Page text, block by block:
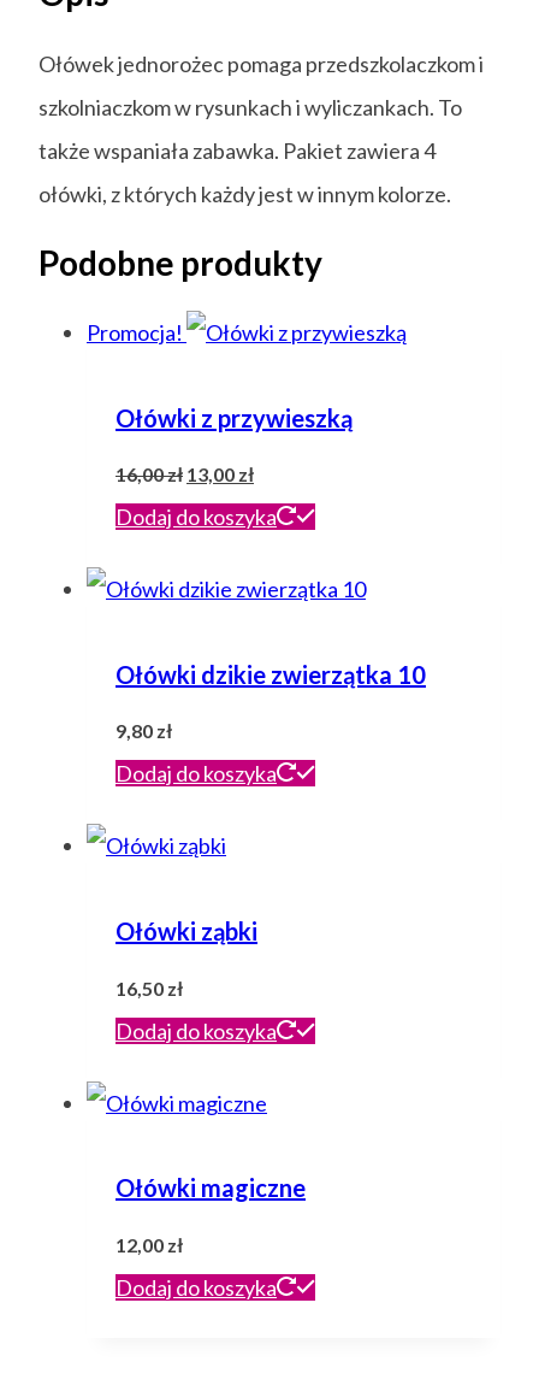
Ołówek jednorożec pomaga przedszkolaczkom i
szkolniaczkom w rysunkach i wyliczankach. To
także wspaniała zabawka. Pakiet zawiera 4
ołówki, z których każdy jest w innym kolorze.
Podobne produkty
Promocja!
Ołówki z przywieszką
16,00zł Pierwotna
cena
16,00 zł.
13,00 złAktualna
cena
13,00 zł.
Dodaj do koszyka
Ołówki dzikie zwierzątka 10
9,80 zł
Dodaj do koszyka
Ołówki ząbki
16,50 zł
Dodaj do koszyka
Ołówki magiczne
12,00 zł
Dodaj do koszyka